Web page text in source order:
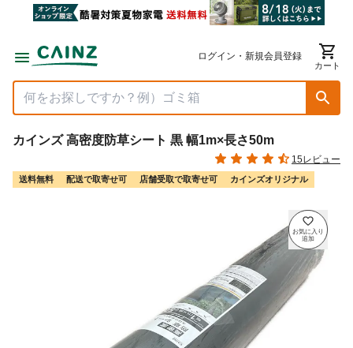
ログイン・新規会員登録
カート
カインズ 高密度防草シート 黒 幅1m×長さ50m
15レビュー
送料無料 配送で取寄せ可 店舗受取で取寄せ可 カインズオリジナル